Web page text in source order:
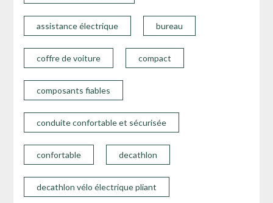
assistance électrique bureau
coffre de voiture compact
composants fiables
conduite confortable et sécurisée
confortable decathlon
decathlon vélo électrique pliant